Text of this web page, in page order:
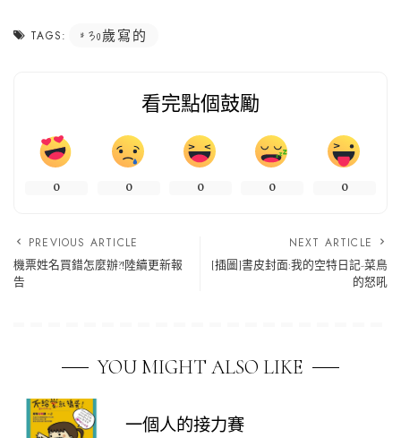
TAGS: 30歲寫的
看完點個鼓勵
0 0 0 0 0
PREVIOUS ARTICLE
機票姓名買錯怎麼辦?!陸續更新報
告
NEXT ARTICLE
[插圖]書皮封面:我的空特日記-菜鳥
的怒吼
YOU MIGHT ALSO LIKE
一個人的接力賽